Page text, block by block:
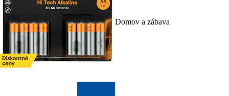
Domov a zábava